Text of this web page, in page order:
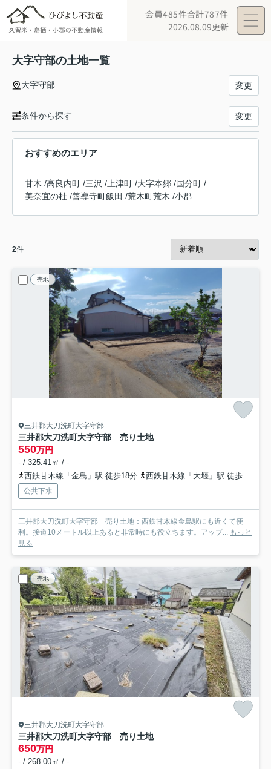
会員485件合計787件
2026.08.09更新
大字守部の土地一覧
大字守部 変更
条件から探す 変更
おすすめのエリア
甘木 /高良内町 /三沢 / 上津町 /大字本郷 /国分町 /
美奈宜の杜 /善導寺町飯田 /荒木町荒木 /小郡
2件
売地
三井郡大刀洗町大字守部
三井郡大刀洗町大字守部 売り土地
550万円
- / 325.41㎡ / -
西鉄甘木線「金島」駅 徒歩18分
西鉄甘木線「大堰」駅 徒歩23分
公共下水
三井郡大刀洗町大字守部 売り土地：西鉄甘木線金島駅にも近くて便
利。接道10メートル以上あると非常時にも役立ちます。アップ... もっと
見る
売地
三井郡大刀洗町大字守部
三井郡大刀洗町大字守部 売り土地
650万円
- / 268.00㎡ / -